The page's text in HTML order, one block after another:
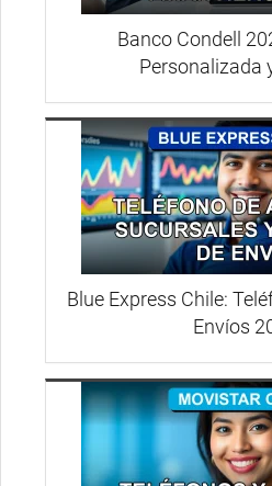
Banco Condell
Personalizada
Blue Express Chile:
Envíos